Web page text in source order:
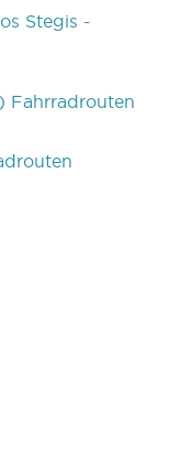
Stegis -
Fahrradrouten